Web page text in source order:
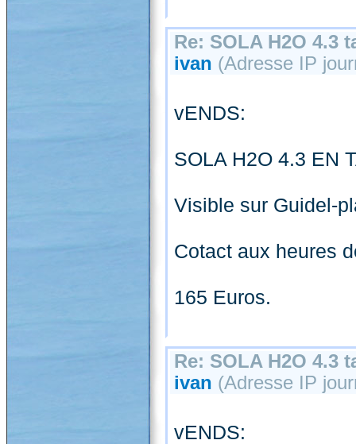
Re: SOLA H2O 4.3
ivan (Adresse IP
vENDS:
SOLA H2O 4.3 EN
Visible sur Guidel-
Cotact aux heures
165 Euros.
Re: SOLA H2O 4.3
ivan (Adresse IP
vENDS: